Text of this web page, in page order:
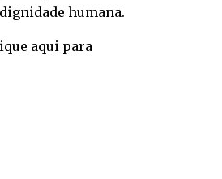
humana.
aqui para